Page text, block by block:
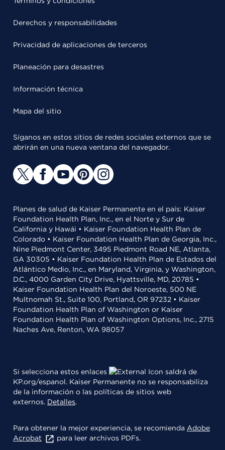
Derechos y responsabilidades
Privacidad de aplicaciones de terceros
Planeación para desastres
Información técnica
Mapa del sitio
Síganos en estos sitios de redes sociales externos que se
abrirán en una nueva ventana del navegador.
Planes de salud de Kaiser Permanente en el país: Kaiser
Foundation Health Plan, Inc., en el Norte y Sur de
California y Hawái • Kaiser Foundation Health Plan de
Colorado • Kaiser Foundation Health Plan de Georgia, Inc.,
Nine Piedmont Center, 3495 Piedmont Road NE, Atlanta,
GA 30305 • Kaiser Foundation Health Plan de Estados del
Atlántico Medio, Inc., en Maryland, Virginia, y Washington,
D.C., 4000 Garden City Drive, Hyattsville, MD, 20785 •
Kaiser Foundation Health Plan del Noroeste, 500 NE
Multnomah St., Suite 100, Portland, OR 97232 • Kaiser
Foundation Health Plan of Washington or Kaiser
Foundation Health Plan of Washington Options, Inc., 2715
Naches Ave, Renton, WA 98057
Si selecciona estos enlaces
saldrá de
KP.org/espanol. Kaiser Permanente no se responsabiliza
de la información o las políticas de sitios web
externos. Detalles.
Para obtener la mejor experiencia, se recomienda Adobe
Acrobat
para leer archivos PDFs.